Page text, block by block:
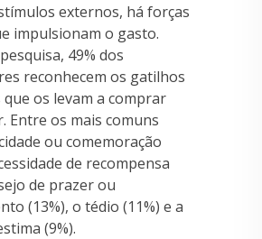
externos, há forças
impulsionam o gasto.
49% dos
reconhecem os gatilhos
os levam a comprar
Entre os mais comuns
ou comemoração
de recompensa
de prazer ou
(13%), o tédio (11%) e a
(9%).